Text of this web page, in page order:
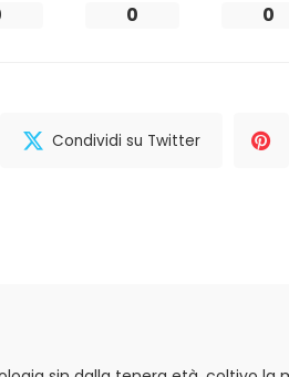
0 0
Condividi su Twitter